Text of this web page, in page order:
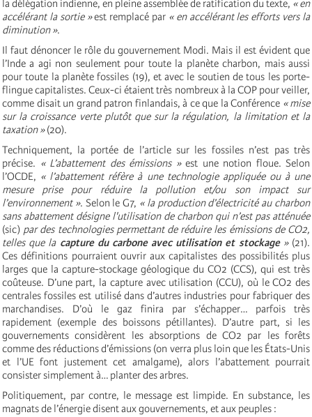
la délégation indienne, en pleine assemblée de ratification du texte, « en
accélérant la sortie »est remplacé par « en accélérant les efforts vers la
diminution ».
Il faut dénoncer le rôle du gouvernement Modi. Mais il est évident que
l’Inde a agi non seulement pour toute la planète charbon, mais aussi
pour toute la planète fossiles (19), et avec le soutien de tous les porte-
flingue capitalistes. Ceux-ci étaient très nombreux à la COP pour veiller,
comme disait un grand patron finlandais, à ce que la Conférence « mise
sur la croissance verte plutôt que sur la régulation, la limitation et la
taxation »(20).
Techniquement, la portée de l’article sur les fossiles n’est pas très
précise. « L’abattement des émissions »est une notion floue. Selon
l’OCDE, « l’abattement réfère à une technologie appliquée ou à une
mesure prise pour réduire la pollution et/ou son impact sur
l’environnement ». Selon le G7, « la production d’électricité au charbon
sans abattement désigne l'utilisation de charbon qui n’est pas atténuée
(sic) par des technologies permettant de réduire les émissions de CO2,
telles que la capture du carbone avec utilisation et stockage»(21).
Ces définitions pourraient ouvrir aux capitalistes des possibilités plus
larges que la capture-stockage géologique du CO2 (CCS), qui est très
coûteuse. D’une part, la capture avec utilisation (CCU), où le CO2 des
centrales fossiles est utilisé dans d’autres industries pour fabriquer des
marchandises. D’où le gaz finira par s’échapper… parfois très
rapidement (exemple des boissons pétillantes). D’autre part, si les
gouvernements considèrent les absorptions de CO2 par les forêts
comme des réductions d’émissions (on verra plus loin que les États-Unis
et l’UE font justement cet amalgame), alors l’abattement pourrait
consister simplement à… planter des arbres.
Politiquement, par contre, le message est limpide. En substance, les
magnats de l’énergie disent aux gouvernements, et aux peuples :